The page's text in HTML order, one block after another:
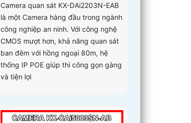
Camera quan sát KX-DAi2203N-EAB
là một Camera hàng đầu trong ngành
công nghiệp an ninh. Với công nghệ
CMOS mượt hơn, khả năng quan sát
ban đêm với hồng ngoại 80m, hệ
thống IP POE giúp thi công gọn gàng
và tiện lợi